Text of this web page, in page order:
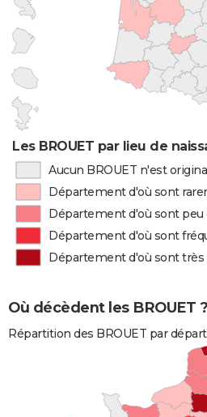
Les BROUET par lieu de
Aucun BROUET n'est
Département d'où sont
Département d'où sont peu
Département d'où sont
Département d'où sont
Où décèdent les BROUET ?
Répartition des BROUET par